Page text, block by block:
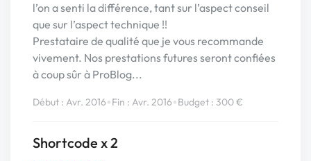
l’on a senti la différence, tant sur l’aspect conseil
que sur l’aspect technique !!
Prestataire de qualité que je vous recommande
vivement. Nos prestations futures seront confiées
à coup sûr à ProBlog...
Début : Avr. 2016•Fin : Avr. 2016•Budget : 300 €
Shortcode x 2